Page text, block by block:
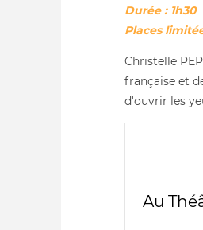
Durée : 1h30
Places
Christelle
française et
d'ouvrir les
Au